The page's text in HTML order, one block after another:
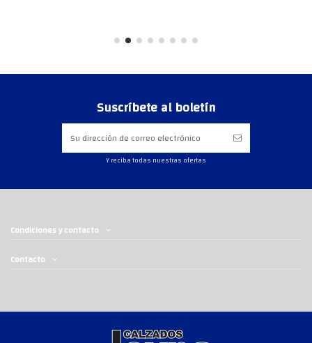
Suscríbete al boletín
Y reciba todas nuestras ofertas
Condiciones y contacto
Contacto